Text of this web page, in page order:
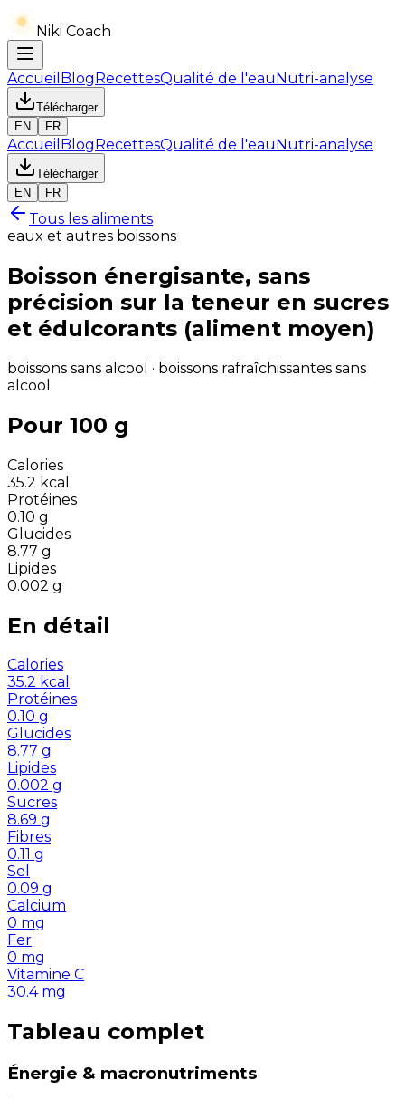
Niki Coach
Accueil BlogRecettesQualité de l'eauNutri-analyse
Télécharger
EN
FR
Accueil BlogRecettesQualité de l'eauNutri-analyse
Télécharger
EN
FR
Tous les aliments
eaux et autres boissons
Boisson énergisante, sans
précision sur la teneur en sucres
et édulcorants (aliment moyen)
boissons sans alcool · boissons rafraîchissantes sans
alcool
Pour 100 g
Calories
35.2 kcal
Protéines
0.10 g
Glucides
8.77 g
Lipides
0.002 g
En détail
Calories
35.2 kcal
Protéines
0.10 g
Glucides
8.77 g
Lipides
0.002 g
Sucres
8.69 g
Fibres
0.11 g
Sel
0.09 g
Calcium
0 mg
Fer
0 mg
Vitamine C
30.4 mg
Tableau complet
Énergie & macronutriments